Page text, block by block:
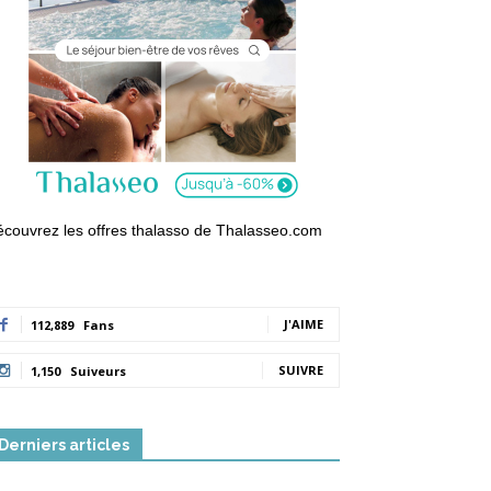
les offres thalasso de Thalasseo.com
112,889 Fans J'AIME
1,150 Suiveurs SUIVRE
articles